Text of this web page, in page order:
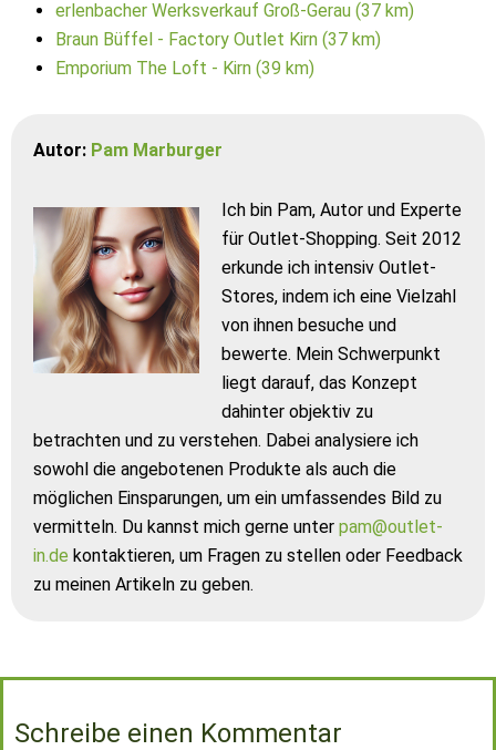
erlenbacher Werksverkauf Groß-Gerau (37 km)
Braun Büffel - Factory Outlet Kirn (37 km)
Emporium The Loft - Kirn (39 km)
Autor: Pam Marburger
Ich bin Pam, Autor und Experte
für Outlet-Shopping. Seit 2012
erkunde ich intensiv Outlet-
Stores, indem ich eine Vielzahl
von ihnen besuche und
bewerte. Mein Schwerpunkt
liegt darauf, das Konzept
dahinter objektiv zu
betrachten und zu verstehen. Dabei analysiere ich
sowohl die angebotenen Produkte als auch die
möglichen Einsparungen, um ein umfassendes Bild zu
vermitteln. Du kannst mich gerne unter pam@outlet-
in.de kontaktieren, um Fragen zu stellen oder Feedback
zu meinen Artikeln zu geben.
Schreibe einen Kommentar